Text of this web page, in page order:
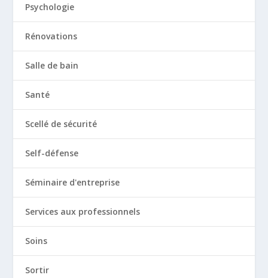
Psychologie
Rénovations
Salle de bain
Santé
Scellé de sécurité
Self-défense
Séminaire d'entreprise
Services aux professionnels
Soins
Sortir